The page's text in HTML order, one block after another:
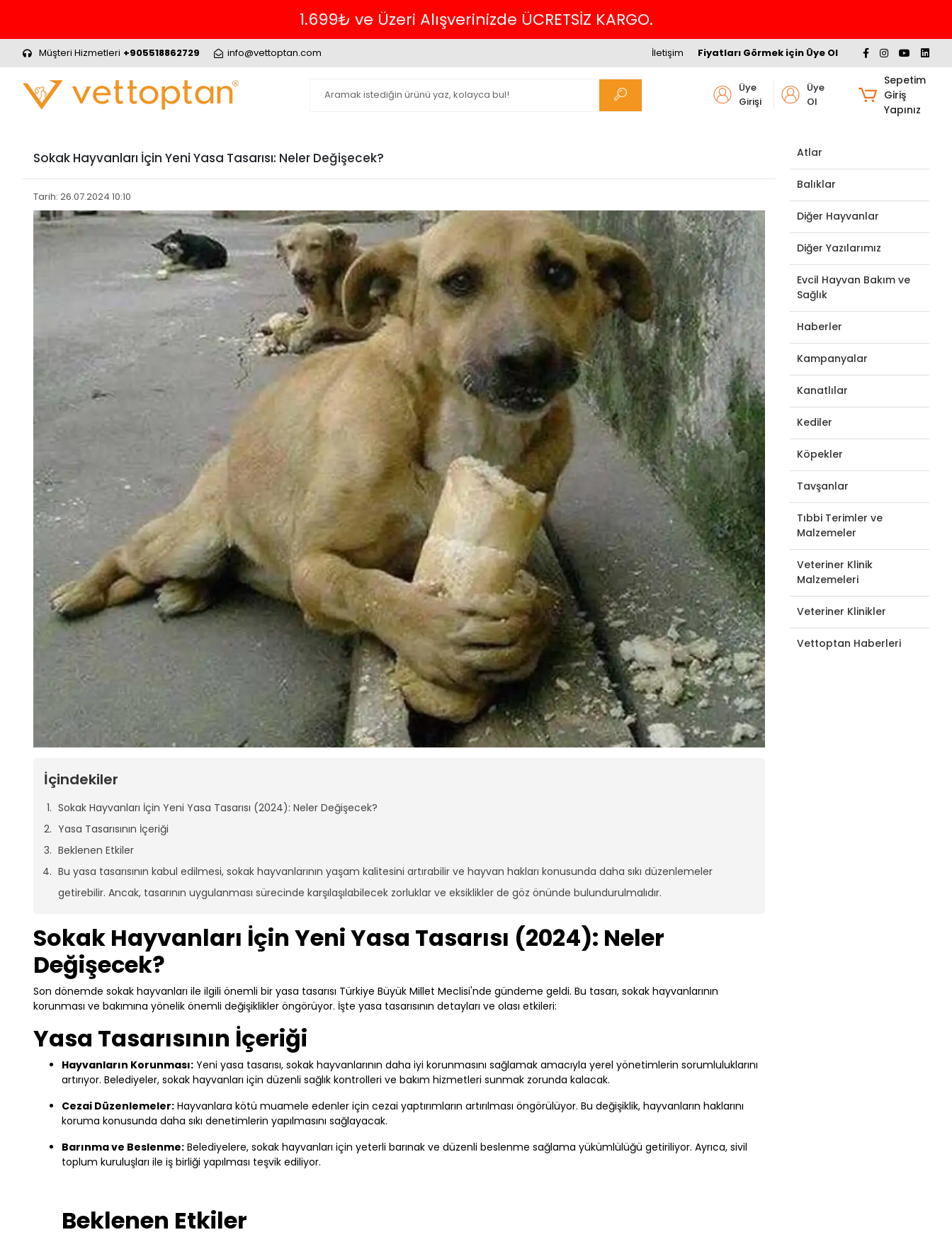
Havalede %4 İNDİRİM
Müşteri Hizmetleri +905518862729 info@vettoptan.com Fiyatları Görmek için Üye Ol
İletişim
Üye
Girişi
Üye
Ol
Sepetim
Giriş
Yapınız
Sokak Hayvanları İçin Yeni Yasa Tasarısı: Neler Değişecek?
Tarih: 26.07.2024 10:10
İçindekiler
Sokak Hayvanları İçin Yeni Yasa Tasarısı (2024): Neler Değişecek?
Yasa Tasarısının İçeriği
Beklenen Etkiler
Bu yasa tasarısının kabul edilmesi, sokak hayvanlarının yaşam kalitesini artırabilir ve hayvan hakları konusunda daha sıkı düzenlemeler
getirebilir. Ancak, tasarının uygulanması sürecinde karşılaşılabilecek zorluklar ve eksiklikler de göz önünde bulundurulmalıdır.
Sokak Hayvanları İçin Yeni Yasa Tasarısı (2024): Neler
Değişecek?
Son dönemde sokak hayvanları ile ilgili önemli bir yasa tasarısı Türkiye Büyük Millet Meclisi'nde gündeme geldi. Bu tasarı, sokak hayvanlarının
korunması ve bakımına yönelik önemli değişiklikler öngörüyor. İşte yasa tasarısının detayları ve olası etkileri:
Yasa Tasarısının İçeriği
Hayvanların Korunması: Yeni yasa tasarısı, sokak hayvanlarının daha iyi korunmasını sağlamak amacıyla yerel yönetimlerin sorumluluklarını
artırıyor. Belediyeler, sokak hayvanları için düzenli sağlık kontrolleri ve bakım hizmetleri sunmak zorunda kalacak.
Cezai Düzenlemeler: Hayvanlara kötü muamele edenler için cezai yaptırımların artırılması öngörülüyor. Bu değişiklik, hayvanların haklarını
koruma konusunda daha sıkı denetimlerin yapılmasını sağlayacak.
Barınma ve Beslenme: Belediyelere, sokak hayvanları için yeterli barınak ve düzenli beslenme sağlama yükümlülüğü getiriliyor. Ayrıca, sivil
toplum kuruluşları ile iş birliği yapılması teşvik ediliyor.
Beklenen Etkiler
Atlar
Balıklar
Diğer Hayvanlar
Diğer Yazılarımız
Evcil Hayvan Bakım ve
Sağlık
Haberler
Kampanyalar
Kanatlılar
Kediler
Köpekler
Tavşanlar
Tıbbi Terimler ve
Malzemeler
Veteriner Klinik
Malzemeleri
Veteriner Klinikler
Vettoptan Haberleri